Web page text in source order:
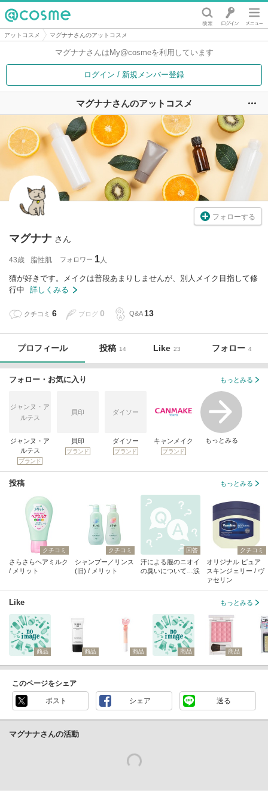
@cosme
アットコスメ マグナナさんのアットコスメ
マグナナさんは My@cosmeを利用しています
ログイン / 新規メンバー登録
マグナナさんのアットコスメ
フォローする
マグナナ さん
43歳 脂性肌 フォロワー 1
猫が好きです。メイクは普段あまりしませんが、別人メイク目指して修
行中
詳しくみる
クチコミ 6 ブログ 0 Q&A 13
プロフィール 投稿 14 Like 23 フォロー 4
フォロー・お気に入り もっとみる
ジャンヌ・ア
ルテス
ジャンヌ・ア
ルテス
ブランド
貝印
貝印
ブランド
ダイソー
ダイソー
ブランド
キャンメイク
ブランド
もっとみる
投稿 もっとみる
クチコミ
さらさらヘアミルク
/ メリット
クチコミ
シャンプー／リンス
(旧) / メリット
回答
汗による服のニオイ
の臭いについて…涙
クチコミ
オリジナル ピュア
スキンジェリー / ヴ
ァセリン
Like もっとみる
商品 商品 商品 商品 商品
このページをシェア
ポスト シェア 送る
マグナナさんの活動